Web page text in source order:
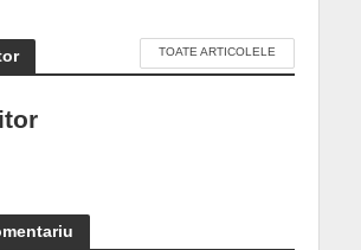
TOATE ARTICOLELE